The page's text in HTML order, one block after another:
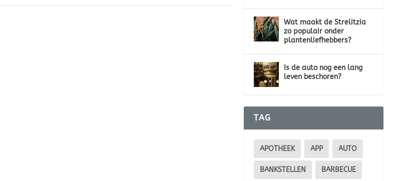
Wat maakt de Strelitzia
zo populair onder
plantenliefhebbers?
Is de auto nog een lang
leven beschoren?
TAG
APOTHEEK APP AUTO
BANKSTELLEN BARBECUE